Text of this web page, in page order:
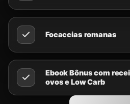
Focaccias romanas
Ebook Bônus com
ovos e Low Carb